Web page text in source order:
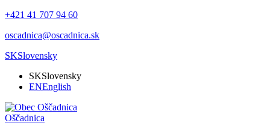
+421 41 707 94 60
oscadnica@oscadnica.sk
SKSlovensky
SKSlovensky
ENEnglish
Oščadnica